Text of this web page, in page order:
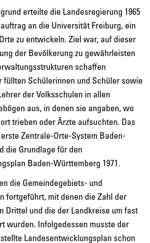
erteilte die Landesregierung 1965
an die Universität Freiburg, ein
zu entwickeln. Ziel war, auf dieser
der Bevölkerung zu gewährleisten
schaffen
füllten Schülerinnen und Schüler sowie
der Volksschulen in allen
aus, in denen sie angaben, wo
trieben oder Ärzte aufsuchten. Das
Zentrale-Orte-System Baden-
die Grundlage für den
Baden-Württemberg 1971.
die Gemeindegebiets- und
fortgeführt, mit denen die Zahl der
Drittel und die der Landkreise um fast
wurden. Infolgedessen musste der
Landesentwicklungsplan schon